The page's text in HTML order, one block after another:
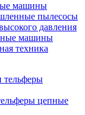
машины
пылесосы
давления
машины
техника
тельферы
цепные